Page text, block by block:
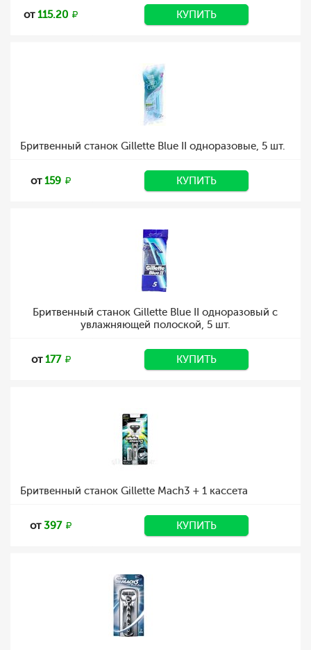
от115.20 КУПИТЬ
Бритвенный станок Gillette Blue II одноразовые, 5 шт.
от159 КУПИТЬ
Бритвенный станок Gillette Blue II одноразовый c
увлажняющей полоской, 5 шт.
от177 КУПИТЬ
Бритвенный станок Gillette Mach3 + 1 кассета
от397 КУПИТЬ